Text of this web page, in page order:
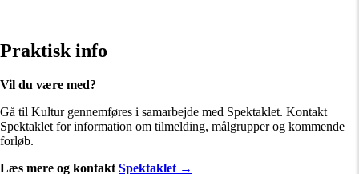
Praktisk info
Vil du være med?
Gå til Kultur gennemføres i samarbejde med Spektaklet. Kontakt
Spektaklet for information om tilmelding, målgrupper og kommende
forløb.
Læs mere og kontakt Spektaklet →